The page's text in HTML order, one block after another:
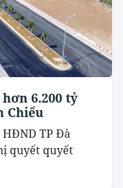
6.200 tỷ
Chiểu
HĐND TP Đà
quyết quyết